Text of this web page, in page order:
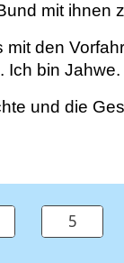
mit ihnen
den
Ich bin Jahwe.
und die
5